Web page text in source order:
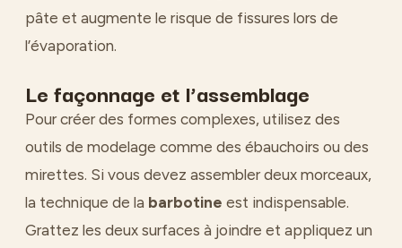
pâte et augmente le risque de fissures lors de
l’évaporation.
Le façonnage et l’assemblage
Pour créer des formes complexes, utilisez des
outils de modelage comme des ébauchoirs ou des
mirettes. Si vous devez assembler deux morceaux,
la technique de la barbotine est indispensable.
Grattez les deux surfaces à joindre et appliquez un